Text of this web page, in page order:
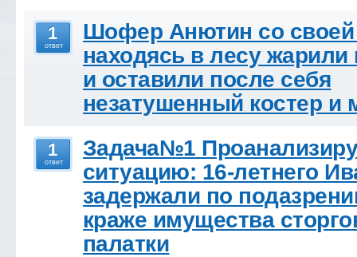
1
ответ
Шофер Анютин со
находясь в лесу
и оставили после себя
незатушенный костер и
1
ответ
Задача№1
ситуацию: 16-летнего
задержали по
краже имущества
палатки